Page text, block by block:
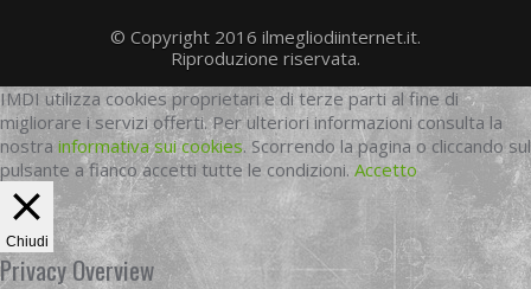
© Copyright 2016 ilmegliodiinternet.it.
Riproduzione riservata.
IMDI utilizza cookies proprietari e di terze parti al fine di
migliorare i servizi offerti. Per ulteriori informazioni consulta la
nostra informativa sui cookies. Scorrendo la pagina o cliccando sul
pulsante a fianco accetti tutte le condizioni. Accetto
Chiudi
Privacy Overview